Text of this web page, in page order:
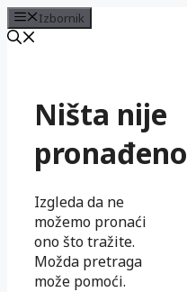
Izbornik
Ništa nije
pronađeno
Izgleda da ne
možemo pronaći
ono što tražite.
Možda pretraga
može pomoći.